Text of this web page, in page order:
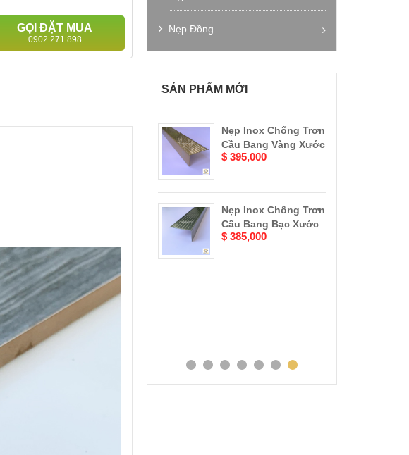
GỌI ĐẶT MUA
0902.271.898
Nẹp Nhôm Chữ V
Nẹp Nhôm Chữ M
Nẹp Nhôm Bo Góc
Nẹp Nhôm Chống Trơn Cầu Thang
Nẹp Đồng
Nẹp Đồng Thau Giả Cổ
SẢN PHẨM MỚI
Nẹp Inox Góc Tròn
Nẹp Inox Góc Vuông
Ngoài Vàng Bóng
12H
$ 340,000
Nẹp Inox Chống Trơn
Cầu Bang Vàng Xước
$ 395,000
Nẹp Inox Chống Trơn
Cầu Bang Bạc Xước
$ 385,000